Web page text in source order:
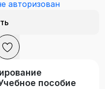
авторизован
пособие